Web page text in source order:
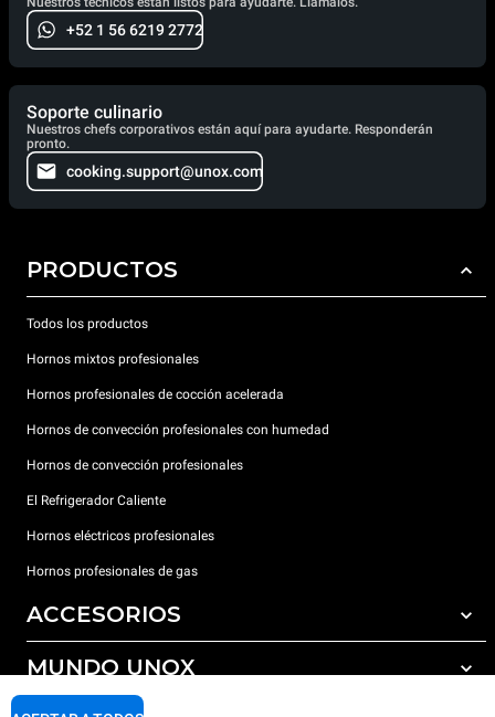
+52 1 56 6219 2772
Soporte culinario
Nuestros chefs corporativos están aquí para ayudarte. Responderán
pronto.
cooking.support@unox.com
PRODUCTOS
Todos los productos
Hornos mixtos profesionales
Hornos profesionales de cocción acelerada
Hornos de convección profesionales con humedad
Hornos de convección profesionales
El Refrigerador Caliente
Hornos eléctricos profesionales
Hornos profesionales de gas
ACCESORIOS
Todos los accesorios
Detergentes para lavado automático
MUNDO UNOX